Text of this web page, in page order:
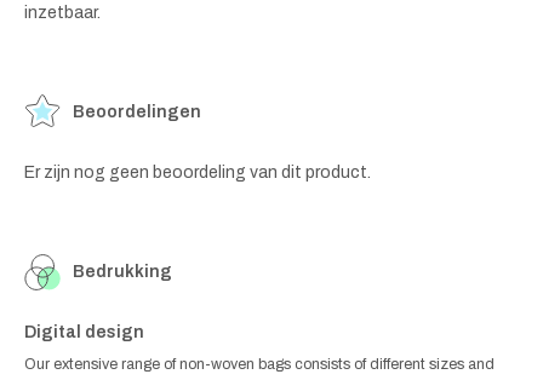
inzetbaar.
Beoordelingen
Er zijn nog geen beoordeling van dit product.
Bedrukking
Digital design
Our extensive range of non-woven bags consists of different sizes and